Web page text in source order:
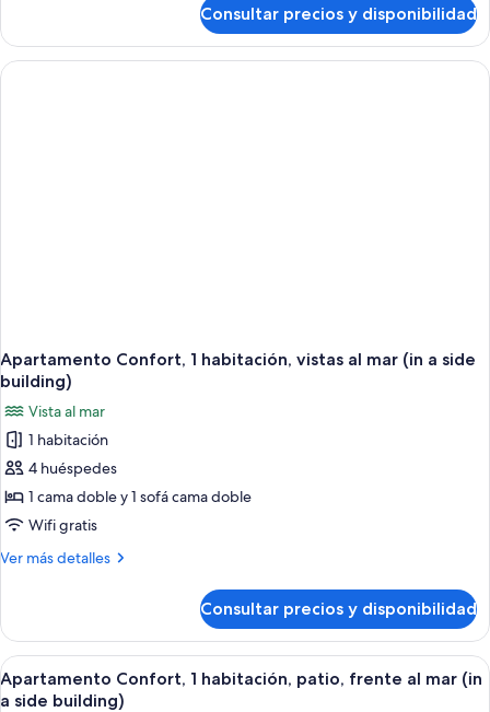
al
mar
(In
Confort,
terraza,
frente
Consultar precios y disponibilidad
Apartamento Confort, 1 habitación, vistas al mar (in a side
building)
Vista al mar
1 habitación
4 huéspedes
1 cama doble y 1 sofá cama doble
Wifi gratis
Ver más detalles
Más
Confort,
habitación,
vistas
Consultar precios y disponibilidad
Abrir
todas
Un espacio habitable moderno y
9
Apartamento Confort, 1 habitación, patio, frente al mar (in
a side building)